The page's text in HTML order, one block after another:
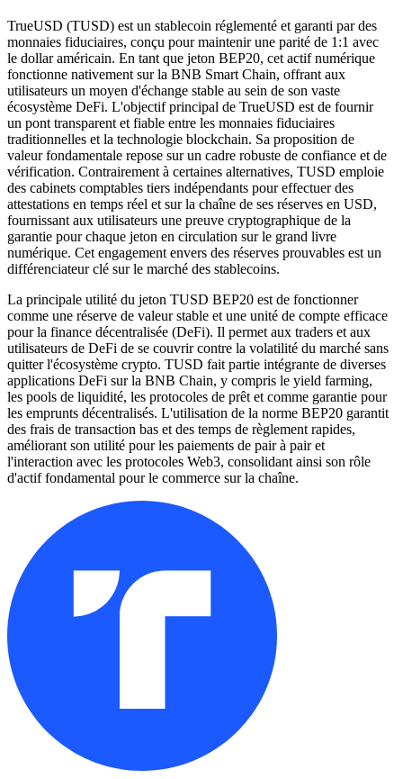
TrueUSD (TUSD) est un stablecoin réglementé et garanti par des
monnaies fiduciaires, conçu pour maintenir une parité de 1:1 avec
le dollar américain. En tant que jeton BEP20, cet actif numérique
fonctionne nativement sur la BNB Smart Chain, offrant aux
utilisateurs un moyen d'échange stable au sein de son vaste
écosystème DeFi. L'objectif principal de TrueUSD est de fournir
un pont transparent et fiable entre les monnaies fiduciaires
traditionnelles et la technologie blockchain. Sa proposition de
valeur fondamentale repose sur un cadre robuste de confiance et de
vérification. Contrairement à certaines alternatives, TUSD emploie
des cabinets comptables tiers indépendants pour effectuer des
attestations en temps réel et sur la chaîne de ses réserves en USD,
fournissant aux utilisateurs une preuve cryptographique de la
garantie pour chaque jeton en circulation sur le grand livre
numérique. Cet engagement envers des réserves prouvables est un
différenciateur clé sur le marché des stablecoins.
La principale utilité du jeton TUSD BEP20 est de fonctionner
comme une réserve de valeur stable et une unité de compte efficace
pour la finance décentralisée (DeFi). Il permet aux traders et aux
utilisateurs de DeFi de se couvrir contre la volatilité du marché sans
quitter l'écosystème crypto. TUSD fait partie intégrante de diverses
applications DeFi sur la BNB Chain, y compris le yield farming,
les pools de liquidité, les protocoles de prêt et comme garantie pour
les emprunts décentralisés. L'utilisation de la norme BEP20 garantit
des frais de transaction bas et des temps de règlement rapides,
améliorant son utilité pour les paiements de pair à pair et
l'interaction avec les protocoles Web3, consolidant ainsi son rôle
d'actif fondamental pour le commerce sur la chaîne.